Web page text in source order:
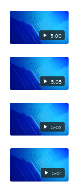
5:00
5:05
5:02
5:01